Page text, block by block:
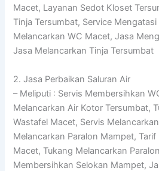
Macet, Layanan Sedot Kloset
Tinja Tersumbat, Service
Melancarkan WC Macet, Jasa
Jasa Melancarkan Tinja Tersumbat
2. Jasa Perbaikan Saluran Air
– Meliputi : Servis Membersihkan
Melancarkan Air Kotor Tersumbat,
Wastafel Macet, Servis
Melancarkan Paralon Mampet,
Macet, Tukang Melancarkan
Membersihkan Selokan Mampet,